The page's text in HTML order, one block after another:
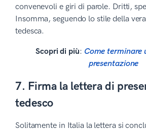
convenevoli e giri di parole. Dritti,
Insomma, seguendo lo stile della
tedesca.
Scopri di più: Come terminare
presentazione
7. Firma la lettera di
tedesco
Solitamente in Italia la lettera si